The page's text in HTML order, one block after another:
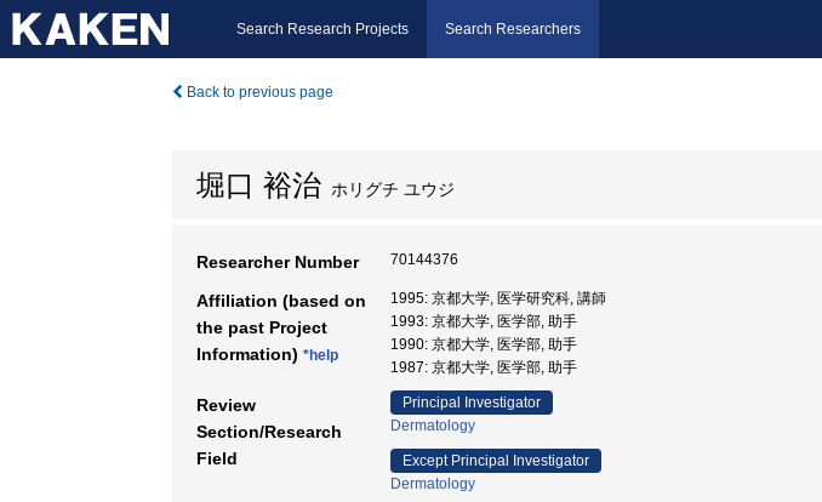
Search Research Projects Search Researchers
Back to previous page
堀口 裕治 ホリグチ ユウジ
Researcher Number 70144376
Affiliation (based on
the past Project
Information) *help
1995: 京都大学, 医学研究科, 講師
1993: 京都大学, 医学部, 助手
1990: 京都大学, 医学部, 助手
1987: 京都大学, 医学部, 助手
Review
Section/Research
Field
Principal Investigator
Dermatology
Except Principal Investigator
Dermatology